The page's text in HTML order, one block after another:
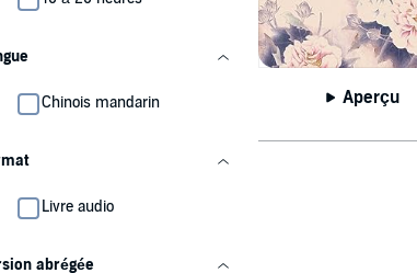
Chinois mandarin
Livre audio
abrégée
Aperçu